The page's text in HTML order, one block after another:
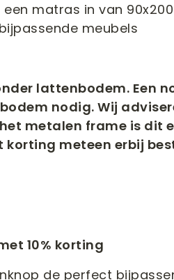
matras in van
meubels
lattenbodem. Een
nodig. Wij
metalen frame is dit
meteen erbij
10% korting
de perfect